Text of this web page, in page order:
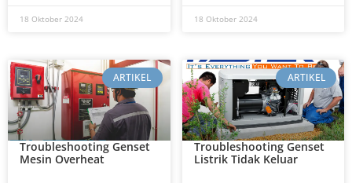
18 Oktober 2024 18 Oktober 2024
ARTIKEL
Troubleshooting Genset
Mesin Overheat
ARTIKEL
Troubleshooting Genset
Listrik Tidak Keluar